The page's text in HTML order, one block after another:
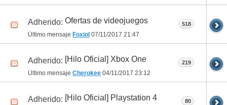
Adherido: Ofertas de videojuegos
Último mensaje Foxiol 07/11/2017 21:47
518
Adherido: [Hilo Oficial] Xbox One
Último mensaje Cherokee 04/11/2017 23:12
219
Adherido: [Hilo Oficial] Playstation 4 80